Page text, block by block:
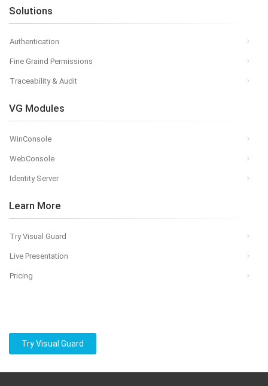
Solutions
Authentication
Fine Graind Permissions
Traceability & Audit
VG Modules
WinConsole
WebConsole
Identity Server
Learn More
Try Visual Guard
Live Presentation
Pricing
Try Visual Guard